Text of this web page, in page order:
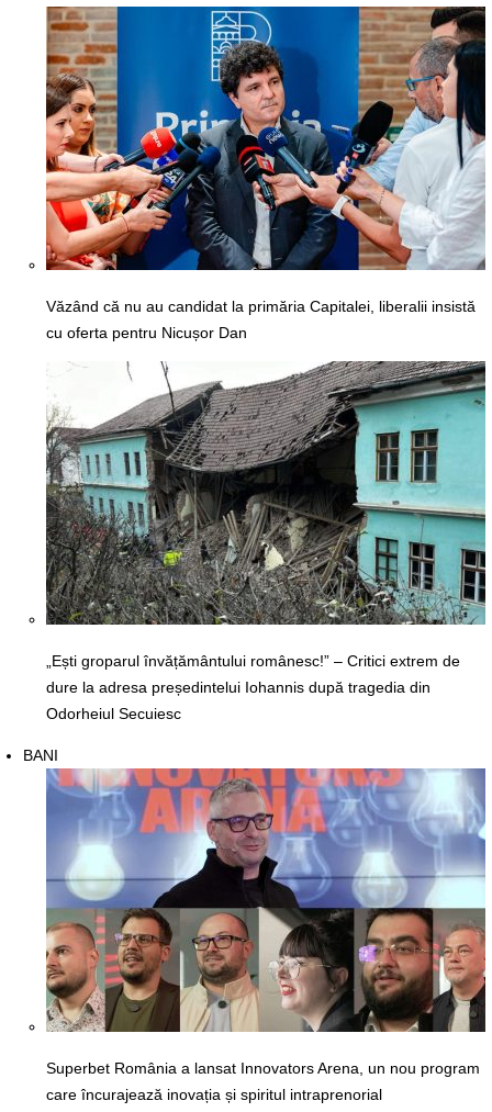
Văzând că nu au candidat la primăria Capitalei, liberalii insistă
cu oferta pentru Nicușor Dan
„Ești groparul învățământului românesc!” – Critici extrem de
dure la adresa președintelui Iohannis după tragedia din
Odorheiul Secuiesc
BANI
Superbet România a lansat Innovators Arena, un nou program
care încurajează inovația și spiritul intraprenorial